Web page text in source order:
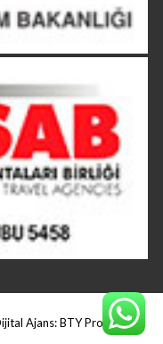
Ajans:BTY Production